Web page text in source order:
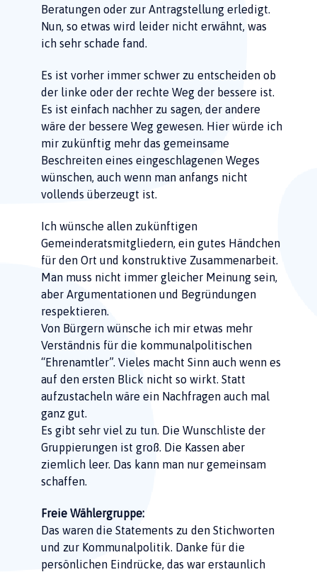
Beratungen oder zur Antragstellung erledigt.
Nun, so etwas wird leider nicht erwähnt, was
ich sehr schade fand.
Es ist vorher immer schwer zu entscheiden ob
der linke oder der rechte Weg der bessere ist.
Es ist einfach nachher zu sagen, der andere
wäre der bessere Weg gewesen. Hier würde ich
mir zukünftig mehr das gemeinsame
Beschreiten eines eingeschlagenen Weges
wünschen, auch wenn man anfangs nicht
vollends überzeugt ist.
Ich wünsche allen zukünftigen
Gemeinderatsmitgliedern, ein gutes Händchen
für den Ort und konstruktive Zusammenarbeit.
Man muss nicht immer gleicher Meinung sein,
aber Argumentationen und Begründungen
respektieren.
Von Bürgern wünsche ich mir etwas mehr
Verständnis für die kommunalpolitischen
“Ehrenamtler”. Vieles macht Sinn auch wenn es
auf den ersten Blick nicht so wirkt. Statt
aufzustacheln wäre ein Nachfragen auch mal
ganz gut.
Es gibt sehr viel zu tun. Die Wunschliste der
Gruppierungen ist groß. Die Kassen aber
ziemlich leer. Das kann man nur gemeinsam
schaffen.
Freie Wählergruppe:
Das waren die Statements zu den Stichworten
und zur Kommunalpolitik. Danke für die
persönlichen Eindrücke, das war erstaunlich